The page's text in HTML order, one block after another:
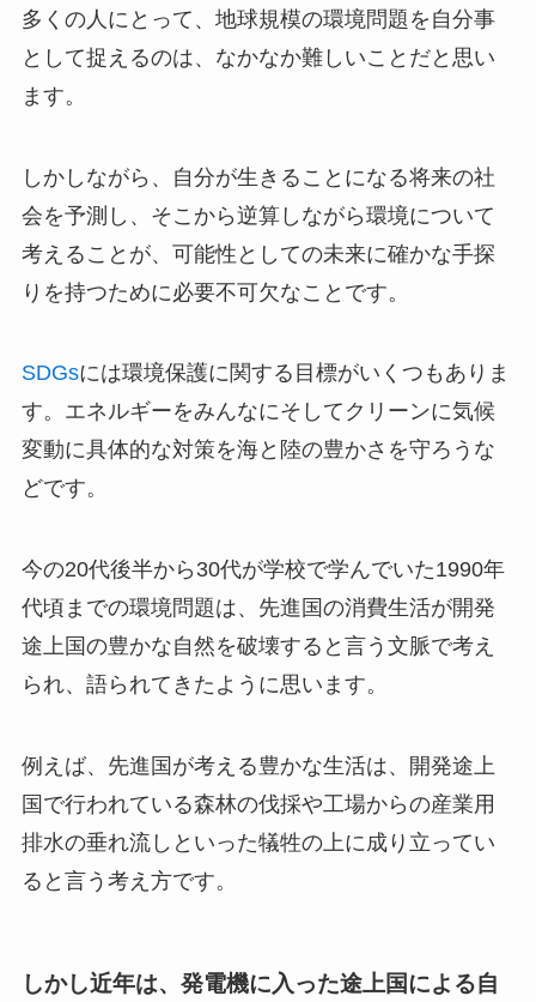
多くの人にとって、地球規模の環境問題を自分事
として捉えるのは、なかなか難しいことだと思い
ます。
しかしながら、自分が生きることになる将来の社
会を予測し、そこから逆算しながら環境について
考えることが、可能性としての未来に確かな手探
りを持つために必要不可欠なことです。
SDGsには環境保護に関する目標がいくつもありま
す。エネルギーをみんなにそしてクリーンに気候
変動に具体的な対策を海と陸の豊かさを守ろうな
どです。
今の20代後半から30代が学校で学んでいた1990年
代頃までの環境問題は、先進国の消費生活が開発
途上国の豊かな自然を破壊すると言う文脈で考え
られ、語られてきたように思います。
例えば、先進国が考える豊かな生活は、開発途上
国で行われている森林の伐採や工場からの産業用
排水の垂れ流しといった犠牲の上に成り立ってい
ると言う考え方です。
しかし近年は、発電機に入った途上国による自